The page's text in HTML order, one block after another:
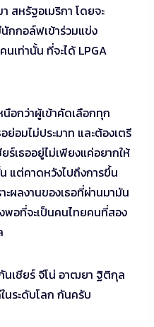
สหรัฐอเมริกา โดยจะ
กกอล์ฟเข้าร่วมแข่ง
เท่านั้น ที่จะได้ LPGA
อกว่าผู้เข้าคัดเลือกทุก
ย่อมไม่ประมาท และต้องเตรี
เธออยู่ไม่เพียงแค่อยากให้
น แต่คาดหวังไปถึงการขึ้น
ผลงานของเธอที่ผ่านมามัน
อที่จะเป็นคนไทยคนที่สอง
เชียร์ จีโน่ อาฒยา ฐิติกุล
นระดับโลก กันครับ